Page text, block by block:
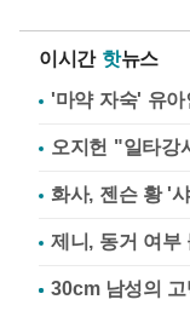
이시간 핫뉴스
'마약 자숙' 유
오지헌 "일타강
화사, 젠슨 황 '
제니, 동거 여부